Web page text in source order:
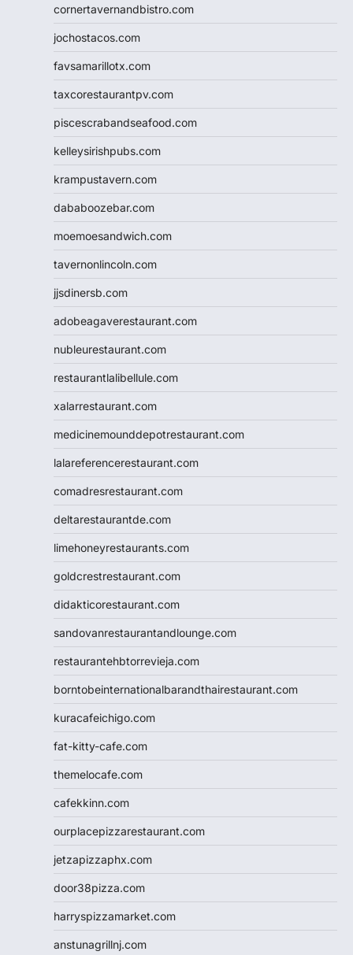
cornertavernandbistro.com
jochostacos.com
favsamarillotx.com
taxcorestaurantpv.com
piscescrabandseafood.com
kelleysirishpubs.com
krampustavern.com
dababoozebar.com
moemoesandwich.com
tavernonlincoln.com
jjsdinersb.com
adobeagaverestaurant.com
nubleurestaurant.com
restaurantlalibellule.com
xalarrestaurant.com
medicinemounddepotrestaurant.com
lalareferencerestaurant.com
comadresrestaurant.com
deltarestaurantde.com
limehoneyrestaurants.com
goldcrestrestaurant.com
didakticorestaurant.com
sandovanrestaurantandlounge.com
restaurantehbtorrevieja.com
borntobeinternationalbarandthairestaurant.com
kuracafeichigo.com
fat-kitty-cafe.com
themelocafe.com
cafekkinn.com
ourplacepizzarestaurant.com
jetzapizzaphx.com
door38pizza.com
harryspizzamarket.com
anstunagrillnj.com